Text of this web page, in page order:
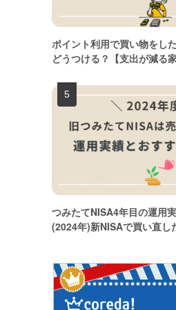
ポイント利用で買い物をし
どうつける？【支出が減る
つみたてNISA4年目の運用
(2024年)新NISAで買い直し